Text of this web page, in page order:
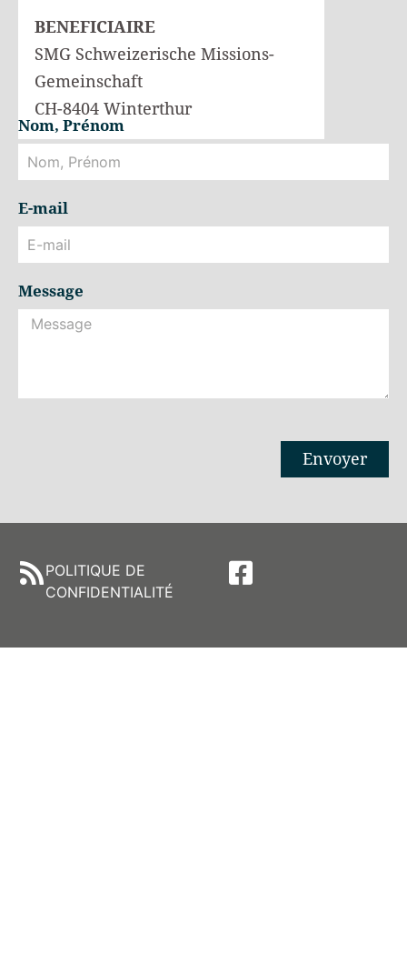
BENEFICIAIRE
SMG Schweizerische Missions-
Gemeinschaft
CH-8404 Winterthur
Nom, Prénom
E-mail
Message
Envoyer
POLITIQUE DE
CONFIDENTIALITÉ